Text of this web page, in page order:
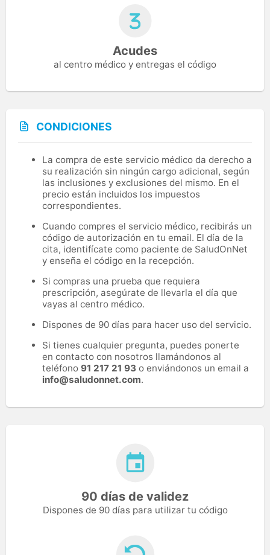
Acudes
al centro médico y entregas el código
CONDICIONES
La compra de este servicio médico da derecho a
su realización sin ningún cargo adicional, según
las inclusiones y exclusiones del mismo. En el
precio están incluidos los impuestos
correspondientes.
Cuando compres el servicio médico, recibirás un
código de autorización en tu email. El día de la
cita, identifícate como paciente de SaludOnNet
y enseña el código en la recepción.
Si compras una prueba que requiera
prescripción, asegúrate de llevarla el día que
vayas al centro médico.
Dispones de 90 días para hacer uso del servicio.
Si tienes cualquier pregunta, puedes ponerte
en contacto con nosotros llamándonos al
teléfono 91 217 21 93 o enviándonos un email a
info@saludonnet.com.
90 días de validez
Dispones de 90 días para utilizar tu código